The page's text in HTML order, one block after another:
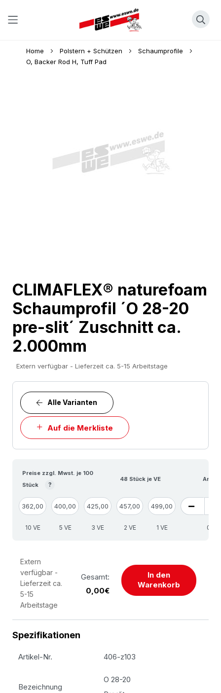
Home Polstern + Schützen
Schaumprofile
O, Backer Rod H, Tuff Pad
to
the
of
the
CLIMAFLEX® naturefoam
Schaumprofil ´O 28-20
pre-slit´ Zuschnitt ca.
2.000mm
Extern verfügbar - Lieferzeit ca. 5-15 Arbeitstage
Auf die Merkliste
Alle Varianten
Preise zzgl. Mwst. je 100
Stück
?
48 Stück je VE
362,00 400,00 425,00 457,00 499,00
10 VE 5 VE 3 VE 2 VE 1 VE
Extern
verfügbar -
Lieferzeit ca.
5-15
Arbeitstage
Gesamt:
0,00€
In den
Warenkorb
Spezifikationen
Artikel-Nr. 406-z103
Bezeichnung
O 28-20